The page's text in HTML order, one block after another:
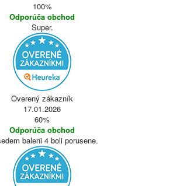
100%
Odporúča obchod
Super.
Overený zákazník
17.01.2026
60%
Odporúča obchod
baleni 4 boli porusene.